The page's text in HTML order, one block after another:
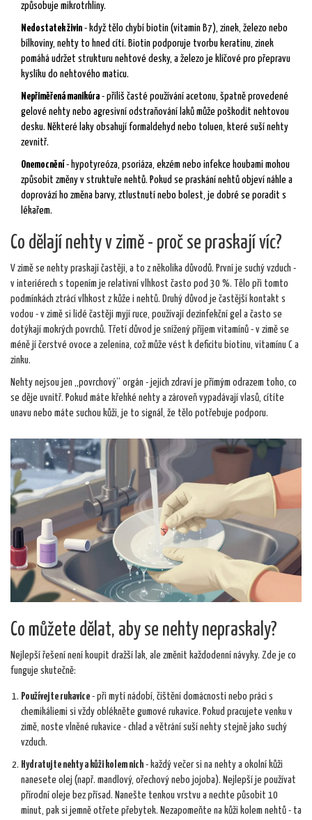
způsobuje mikrotrhliny.
Nedostatek živin - když tělo chybí biotin (vitamin B7), zinek, železo nebo
bílkoviny, nehty to hned cítí. Biotin podporuje tvorbu keratinu, zinek
pomáhá udržet strukturu nehtové desky, a železo je klíčové pro přepravu
kyslíku do nehtového maticu.
Nepřiměřená manikúra - příliš časté používání acetonu, špatně provedené
gelové nehty nebo agresivní odstraňování laků může poškodit nehtovou
desku. Některé laky obsahují formaldehyd nebo toluen, které suší nehty
zevnitř.
Onemocnění - hypotyreóza, psoriáza, ekzém nebo infekce houbami mohou
způsobit změny v struktuře nehtů. Pokud se praskání nehtů objeví náhle a
doprovází ho změna barvy, ztlustnutí nebo bolest, je dobré se poradit s
lékařem.
Co dělají nehty v zimě - proč se praskají víc?
V zimě se nehty praskají častěji, a to z několika důvodů. První je suchý vzduch -
v interiérech s topením je relativní vlhkost často pod 30 %. Tělo při tomto
podmínkách ztrácí vlhkost z kůže i nehtů. Druhý důvod je častější kontakt s
vodou - v zimě si lidé častěji myjí ruce, používají dezinfekční gel a často se
dotýkají mokrých povrchů. Třetí důvod je snížený příjem vitamínů - v zimě se
méně jí čerstvé ovoce a zelenina, což může vést k deficitu biotinu, vitamínu C a
zinku.
Nehty nejsou jen „povrchový“ orgán - jejich zdraví je přímým odrazem toho, co
se děje uvnitř. Pokud máte křehké nehty a zároveň vypadávají vlasů, cítíte
unavu nebo máte suchou kůži, je to signál, že tělo potřebuje podporu.
Co můžete dělat, aby se nehty nepraskaly?
Nejlepší řešení není koupit dražší lak, ale změnit každodenní návyky. Zde je co
funguje skutečně:
Používejte rukavice - při mytí nádobí, čištění domácnosti nebo práci s
chemikáliemi si vždy oblékněte gumové rukavice. Pokud pracujete venku v
zimě, noste vlněné rukavice - chlad a větrání suší nehty stejně jako suchý
vzduch.
Hydratujte nehty a kůži kolem nich - každý večer si na nehty a okolní kůži
nanesete olej (např. mandlový, ořechový nebo jojoba). Nejlepší je používat
přírodní oleje bez přísad. Nanešte tenkou vrstvu a nechte působit 10
minut, pak si jemně otřete přebytek. Nezapomeňte na kůži kolem nehtů - ta